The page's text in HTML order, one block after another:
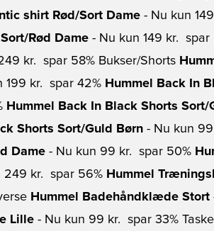
shirt Rød/Sort Dame - Nu kun
Rød Dame - Nu kun 149 kr.  spar
kr.  spar 58% Bukser/Shorts
kr.  spar 42% Hummel Back In
Hummel Back In Black Shorts Sort/
Shorts Sort/Guld Børn - Nu kun 99
Dame - Nu kun 99 kr.  spar 50%
kr.  spar 56% Hummel
Hummel Badehåndklæde Stort
Lille - Nu kun 99 kr.  spar 33%